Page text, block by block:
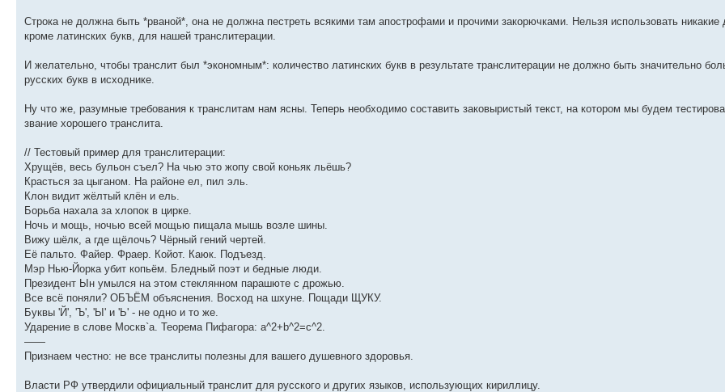
Строка не должна быть *рваной*, она не должна пестреть всякими там апострофами и прочими закорючками. Нельзя использовать никакие
кроме латинских букв, для нашей транслитерации.
И желательно, чтобы транслит был *экономным*: количество латинских букв в результате транслитерации не должно быть значительно
русских букв в исходнике.
Ну что же, разумные требования к транслитам нам ясны. Теперь необходимо составить заковыристый текст, на котором мы будем
звание хорошего транслита.
// Тестовый пример для транслитерации:
Хрущёв, весь бульон съел? На чью это жопу свой коньяк льёшь?
Красться за цыганом. На районе ел, пил эль.
Клон видит жёлтый клён и ель.
Борьба нахала за хлопок в цирке.
Ночь и мощь, ночью всей мощью пищала мышь возле шины.
Вижу шёлк, а где щёлочь? Чёрный гений чертей.
Её пальто. Файер. Фраер. Койот. Каюк. Подъезд.
Мэр Нью-Йорка убит копьём. Бледный поэт и бедные люди.
Президент Ын умылся на этом стеклянном парашюте с дрожью.
Все всё поняли? ОБЪЁМ объяснения. Восход на шхуне. Пощади ЩУКУ.
Буквы 'Й', 'Ъ', 'Ы' и 'Ь' - не одно и то же.
Ударение в слове Москв`а. Теорема Пифагора: a^2+b^2=c^2.
——
Признаем честно: не все транслиты полезны для вашего душевного здоровья.
Власти РФ утвердили официальный транслит для русского и других языков, использующих кириллицу.